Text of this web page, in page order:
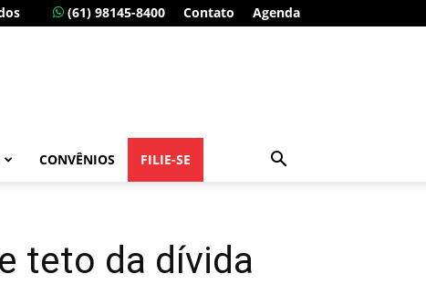
(61) 98145-8400 Contato Agenda
CONVÊNIOS FILIE-SE
teto da dívida